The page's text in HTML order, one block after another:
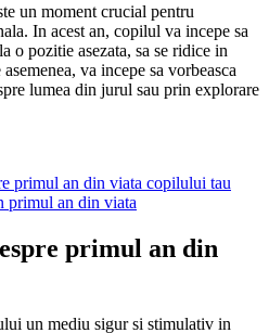
un moment crucial pentru
In acest an, copilul va incepe sa
o pozitie asezata, sa se ridice in
va incepe sa vorbeasca
lumea din jurul sau prin explorare
primul an din viata copilului tau
primul an din viata
primul an din
un mediu sigur si stimulativ in